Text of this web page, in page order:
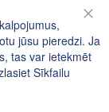
jūsu pieredzi. Ja
tas var ietekmēt
Sīkfailu